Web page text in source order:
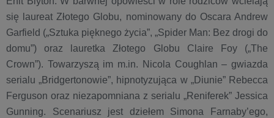
się laureat Złotego Globu, nominowany do Oscara Andrew
Garfield („Sztuka pięknego życia”, „Spider Man: Bez drogi do
domu”) oraz lauretka Złotego Globu Claire Foy („The
Crown”). Towarzyszą im m.in. Nicola Coughlan – gwiazda
serialu „Bridgertonowie”, hipnotyzująca w „Diunie” Rebecca
Ferguson oraz niezapomniana z serialu „Reniferek” Jessica
Gunning. Scenariusz jest dziełem Simona Farnaby’ego,